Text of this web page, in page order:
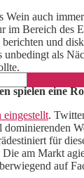
Wein auch
im Bereich des
und
als
spielen eine
eingestellt.
dominierenden
für
am Markt
auf